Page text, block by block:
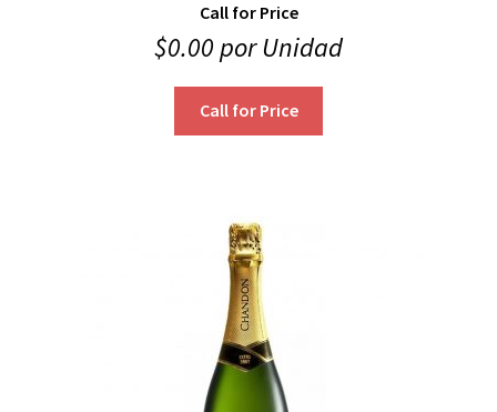
Call for Price
$0.00por Unidad
Call for Price